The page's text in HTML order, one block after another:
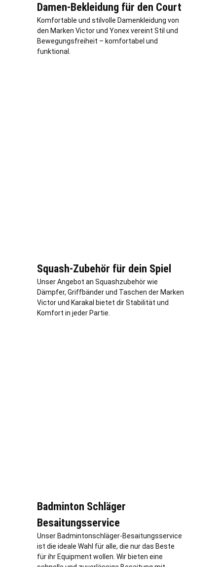
Damen-Bekleidung für den Court
Komfortable und stilvolle Damenkleidung von
den Marken Victor und Yonex vereint Stil und
Bewegungsfreiheit – komfortabel und
funktional.
Squash-Zubehör für dein Spiel
Unser Angebot an Squashzubehör wie
Dämpfer, Griffbänder und Taschen der Marken
Victor und Karakal bietet dir Stabilität und
Komfort in jeder Partie.
Badminton Schläger
Besaitungsservice
Unser Badmintonschläger-Besaitungsservice
ist die ideale Wahl für alle, die nur das Beste
für ihr Equipment wollen. Wir bieten eine